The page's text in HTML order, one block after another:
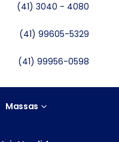
(41) 3040 - 4080
(41) 99605-5329
(41) 99956-0598
Massas